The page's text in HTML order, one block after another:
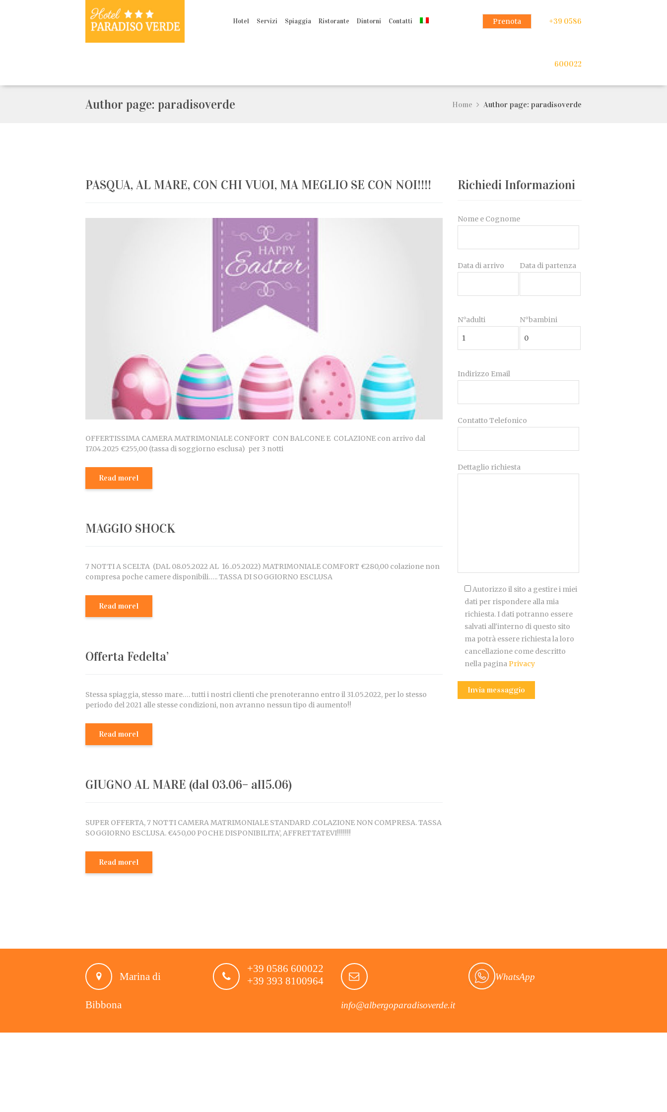
Hotel Servizi Spiaggia Ristorante Dintorni Contatti +39 0586
600022
Prenota
Author page: paradisoverde Home Author page: paradisoverde
PASQUA, AL MARE, CON CHI VUOI, MA MEGLIO SE CON NOI!!!!
OFFERTISSIMA CAMERA MATRIMONIALE CONFORT CON BALCONE E COLAZIONE con arrivo dal
17.04.2025 €255,00 (tassa di soggiorno esclusa) per 3 notti
Read more1
MAGGIO SHOCK
7 NOTTI A SCELTA (DAL 08.05.2022 AL 16..05.2022) MATRIMONIALE COMFORT €280,00 colazione non
compresa poche camere disponibili….. TASSA DI SOGGIORNO ESCLUSA
Read more1
Offerta Fedelta’
Stessa spiaggia, stesso mare…. tutti i nostri clienti che prenoteranno entro il 31.05.2022, per lo stesso
periodo del 2021 alle stesse condizioni, non avranno nessun tipo di aumento!!
Read more1
GIUGNO AL MARE (dal 03.06– al15.06)
SUPER OFFERTA, 7 NOTTI CAMERA MATRIMONIALE STANDARD .COLAZIONE NON COMPRESA. TASSA
SOGGIORNO ESCLUSA. €450,00 POCHE DISPONIBILITA’, AFFRETTATEVI!!!!!!!
Read more1
Richiedi Informazioni
Nome e Cognome
Data di arrivo Data di partenza
N°adulti N°bambini
Indirizzo Email
Contatto Telefonico
Dettaglio richiesta
Autorizzo il sito a gestire i miei
dati per rispondere alla mia
richiesta. I dati potranno essere
salvati all'interno di questo sito
ma potrà essere richiesta la loro
cancellazione come descritto
nella paginaPrivacy
Marina di
Bibbona
+39 0586 600022
+39 393 8100964
info@albergoparadisoverde.it
WhatsApp